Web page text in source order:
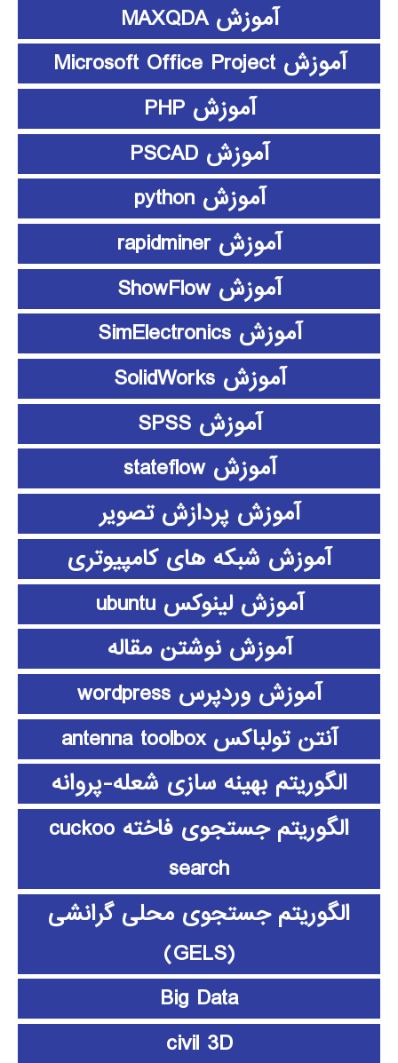
آموزش MAXQDA
آموزش Microsoft Office Project
آموزش PHP
آموزش PSCAD
آموزش python
آموزش rapidminer
آموزش ShowFlow
آموزش SimElectronics
آموزش SolidWorks
آموزش SPSS
آموزش stateflow
آموزش پردازش تصویر
آموزش شبکه های کامپیوتری
آموزش لینوکس ubuntu
آموزش نوشتن مقاله
آموزش وردپرس wordpress
آنتن تولباکس antenna toolbox
الگوریتم بهینه سازی شعله-پروانه
الگوریتم جستجوی فاخته cuckoo
search
الگوریتم جستجوی محلی گرانشی
(GELS)
Big Data
civil 3D